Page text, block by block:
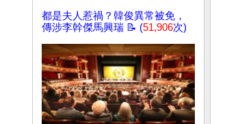
都是夫人惹禍？韓俊異常被免，
傳涉李幹傑馬興瑞 📝 (51,906次)